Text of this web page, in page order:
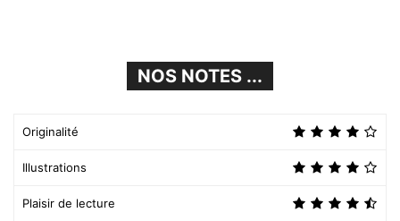
NOS NOTES ...
Originalité
Illustrations
Plaisir de lecture